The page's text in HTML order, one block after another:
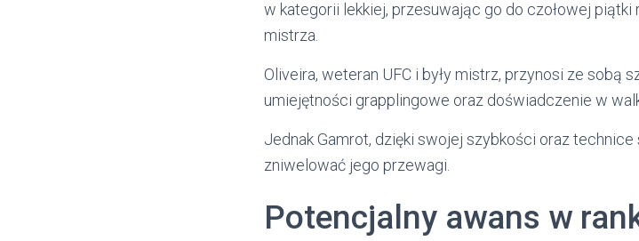
w kategorii lekkiej, przesuwając go do czołowej
mistrza.
Oliveira, weteran UFC i były mistrz, przynosi ze sobą
umiejętności grapplingowe oraz doświadczenie w
Jednak Gamrot, dzięki swojej szybkości oraz
zniwelować jego przewagi.
Potencjalny awans w